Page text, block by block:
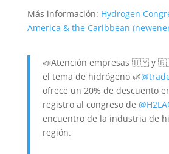
Más información: Hydrogen
America & the Caribbean
📣Atención empresas 🇺🇾 y
el tema de hidrógeno 🌿
ofrece un 20% de descuento
registro al congreso de
encuentro de la industria de
región.